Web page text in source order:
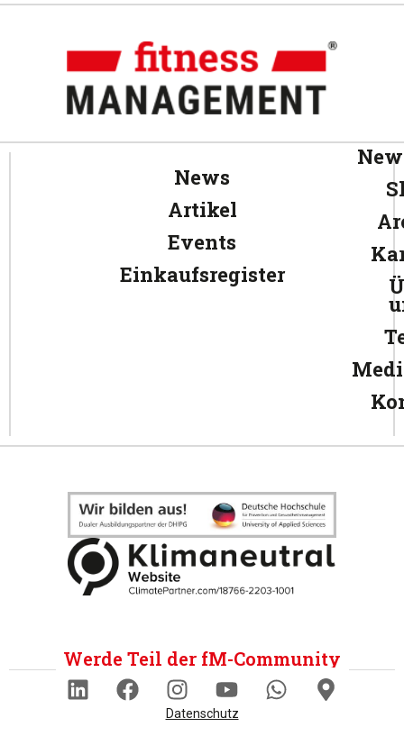
News
Artikel
Events
Einkaufsregister
Werde Teil der fM-Community
Datenschutz